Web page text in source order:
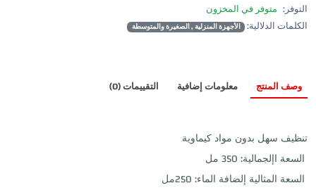
التوفر: متوفر في المخزون
الكلمات الدلالية: الأجهزة المنزلية , الصغيرة والمتوسطة
وصف المنتج معلومات إضافية التقييمات (0)
تنظيف سهل بدون مواد كيماوية
السعة اإلجمالية: 350 مل
السعة المثالية إلضافة الماء: 250مل